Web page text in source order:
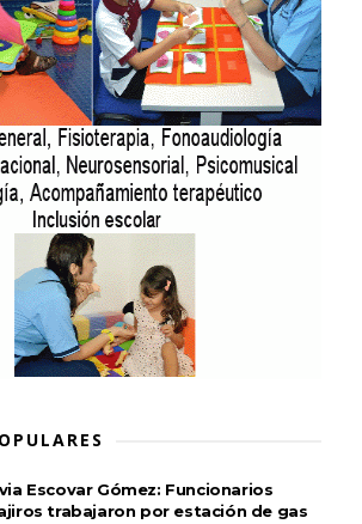
Escovar Gómez: Funcionarios
trabajaron por estación de gas